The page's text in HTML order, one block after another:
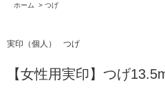
ホーム
> つげ
実印（個人） つげ
【女性用実印】つげ